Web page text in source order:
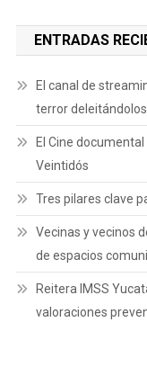
ENTRADAS
El canal de
terror
El Cine
Veintidós
Tres pilares clave
Vecinas y vecinos
de espacios
Reitera IMSS
valoraciones